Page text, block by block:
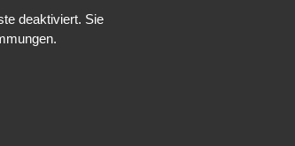
deaktiviert. Sie